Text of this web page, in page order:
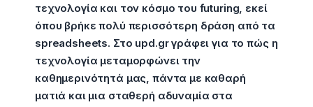
τεχνολογία και τον κόσμο του futuring, εκεί
όπου βρήκε πολύ περισσότερη δράση από τα
spreadsheets. Στο upd.gr γράφει για το πώς η
τεχνολογία μεταμορφώνει την
καθημερινότητά μας, πάντα με καθαρή
ματιά και μια σταθερή αδυναμία στα